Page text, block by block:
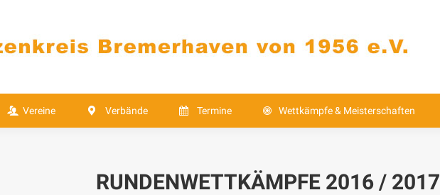
Vereine Verbände Termine Wettkämpfe & Meisterschaften
RUNDENWETTKÄMPFE 2016 / 2017
Kontakt